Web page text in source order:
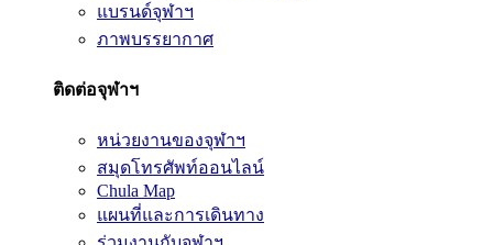
แบรนด์จุฬาฯ
ภาพบรรยากาศ
ติดต่อจุฬาฯ
หน่วยงานของจุฬาฯ
สมุดโทรศัพท์ออนไลน์
Chula Map
แผนที่และการเดินทาง